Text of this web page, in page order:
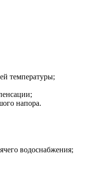
температуры;
напора.
водоснабжения;